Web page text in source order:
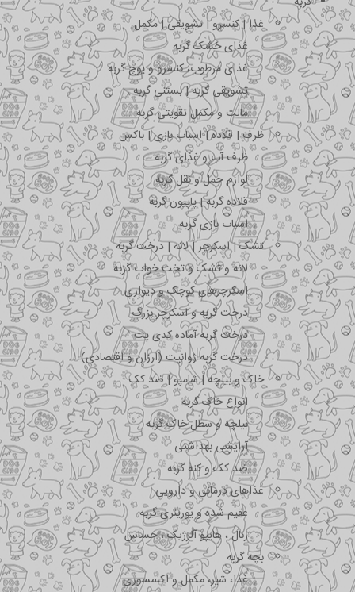
غذا | کنسرو | تشویقی | مکمل
غذای خشک گربه
غذای مرطوب، کنسرو و پوچ گربه
تشویقی گربه | بستنی گربه
مالت و مکمل تقویتی گربه
ظرف | قلاده | اسباب بازی | باکس
ظرف آب و غذای گربه
لوازم حمل و نقل گربه
قلاده گربه | پاپیون گربه
اسباب بازی گربه
تشک | اسکرچر | لانه | درخت گربه
لانه و تشک و تخت خواب گربه
اسکرچرهای کوچک و دیواری
درخت گربه و اسکرچر بزرگ
درخت گربه آماده کدی پت
درخت گربه ژوانیت (ارزان و اقتصادی)
خاک و بیلچه | شامپو | ضد کک
انواع خاک گربه
بیلچه و سطل خاک گربه
آرایشی بهداشتی
ضد کک و کنه گربه
غذاهای درمانی و دارویی
عقیم شده و یورینری گربه
رنال ، هایپو آلرژیک ، حساس
بچه گربه
غذا، شیر، مکمل و اکسسوری